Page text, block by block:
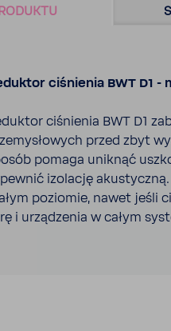
ciśnienia BWT D1
ciśnienia BWT D1
przed zbyt
pomaga uniknąć
izolację
poziomie, nawet jeśli
i urzą­dzenia w całym